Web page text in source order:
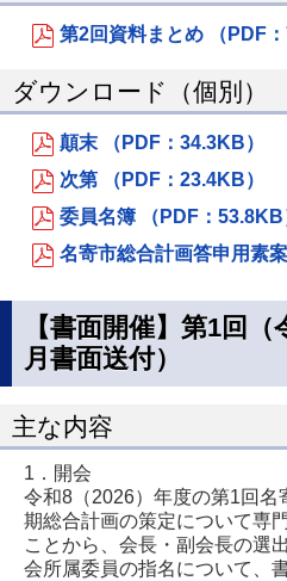
第2回資料まとめ （PDF：
ダウンロード（個別）
顛末 （PDF：34.3KB）
次第 （PDF：23.4KB）
委員名簿 （PDF：53.8KB
名寄市総合計画答申用素
【書面開催】第1回
月書面送付）
主な内容
1．開会
令和8（2026）年度の第1回名
期総合計画の策定について専
ことから、会長・副会長の選
会所属委員の指名について、